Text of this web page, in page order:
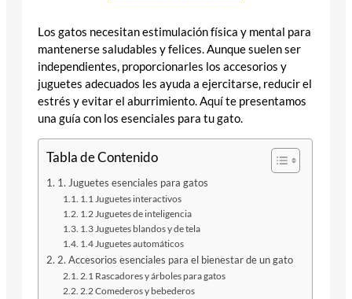
Los gatos necesitan estimulación física y mental para
mantenerse saludables y felices. Aunque suelen ser
independientes, proporcionarles los accesorios y
juguetes adecuados les ayuda a ejercitarse, reducir el
estrés y evitar el aburrimiento. Aquí te presentamos
una guía con los esenciales para tu gato.
Tabla de Contenido
1. Juguetes esenciales para gatos
1.1 Juguetes interactivos
1.2 Juguetes de inteligencia
1.3 Juguetes blandos y de tela
1.4 Juguetes automáticos
2. Accesorios esenciales para el bienestar de un gato
2.1 Rascadores y árboles para gatos
2.2 Comederos y bebederos